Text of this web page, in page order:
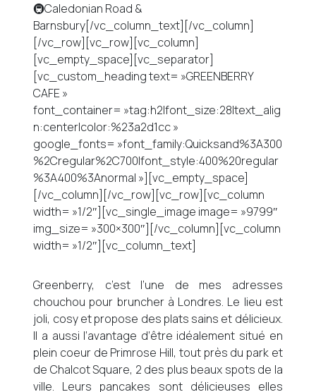
🚇Caledonian Road &
Barnsbury[/vc_column_text][/vc_column]
[/vc_row][vc_row][vc_column]
[vc_empty_space][vc_separator]
[vc_custom_heading text= »GREENBERRY
CAFE »
font_container= »tag:h2|font_size:28|text_alig
n:center|color:%23a2d1cc »
google_fonts= »font_family:Quicksand%3A300
%2Cregular%2C700|font_style:400%20regular
%3A400%3Anormal »][vc_empty_space]
[/vc_column][/vc_row][vc_row][vc_column
width= »1/2″][vc_single_image image= »9799″
img_size= »300×300″][/vc_column][vc_column
width= »1/2″][vc_column_text]
Greenberry, c’est l’une de mes adresses
chouchou pour bruncher à Londres. Le lieu est
joli, cosy et propose des plats sains et délicieux.
Il a aussi l’avantage d’être idéalement situé en
plein coeur de Primrose Hill, tout près du park et
de Chalcot Square, 2 des plus beaux spots de la
ville. Leurs pancakes sont délicieuses elles